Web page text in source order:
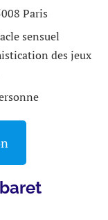
Paris
sensuel
des jeux